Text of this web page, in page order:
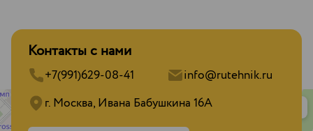
Контакты с нами
+7(991)629-08-41
info@rutehnik.ru
г. Москва, Ивана Бабушкина 16А